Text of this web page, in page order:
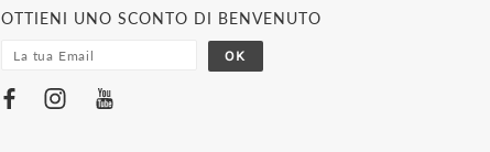
OTTIENI UNO SCONTO DI BENVENUTO